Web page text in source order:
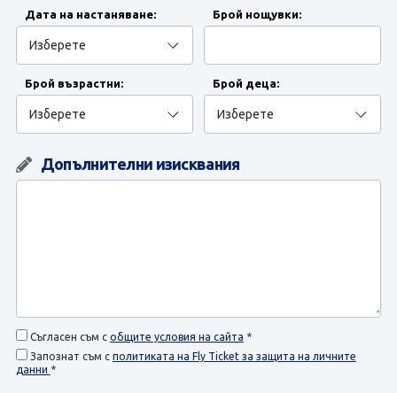
Дата на настаняване: Брой нощувки:
Брой възрастни: Брой деца:
Допълнителни изисквания
Съгласен съм с общите условия на сайта *
Запознат съм с политиката на Fly Ticket за защита на личните
данни *